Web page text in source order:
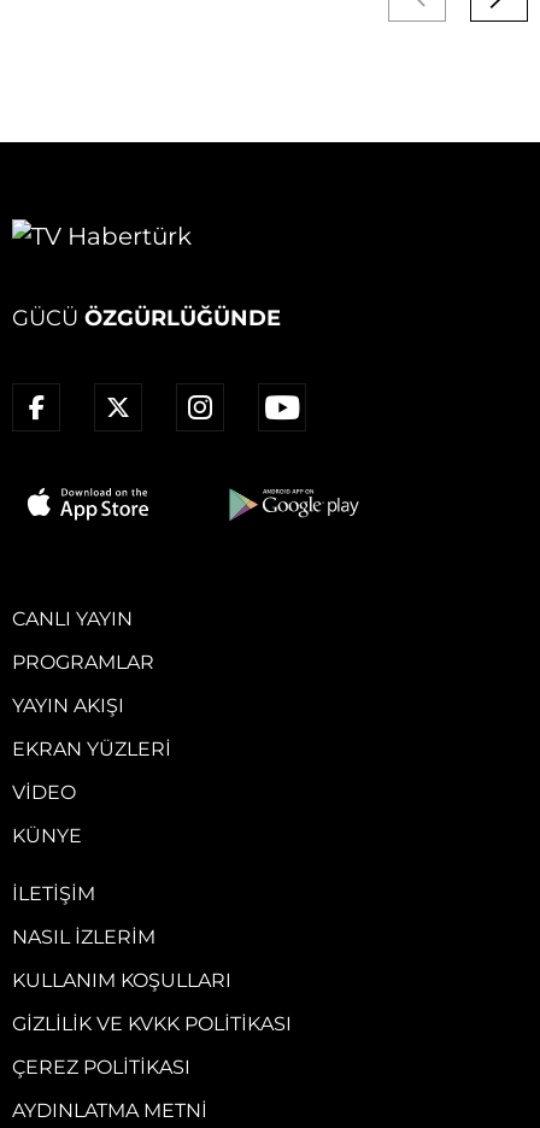
GÜCÜ ÖZGÜRLÜĞÜNDE
CANLI YAYIN
PROGRAMLAR
YAYIN AKIŞI
EKRAN YÜZLERI
VIDEO
KÜNYE
İLETIŞIM
NASIL İZLERIM
KULLANIM KOŞULLARI
GIZLILIK VE KVKK POLITIKASI
ÇEREZ POLITIKASI
AYDINLATMA METNI